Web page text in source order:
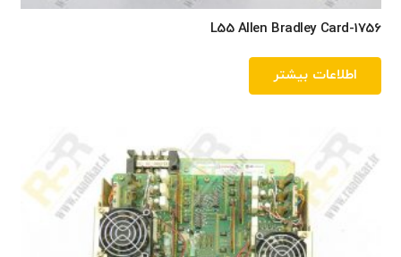
1756-L55 Allen Bradley Card
اطلاعات بیشتر